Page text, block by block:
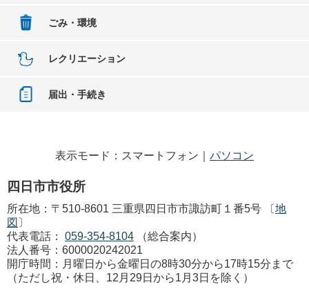
ごみ・環境
レクリエーション
届出・手続き
表示モード：スマートフォン｜ パソコン
四日市市役所
所在地：〒510-8601 三重県四日市市諏訪町１番5号 〔地
図 〕
代表電話：
059-354-8104
（総合案内）
法人番号：6000020242021
開庁時間：月曜日から金曜日の8時30分から17時15分まで
（ただし祝・休日、12月29日から1月3日を除く）